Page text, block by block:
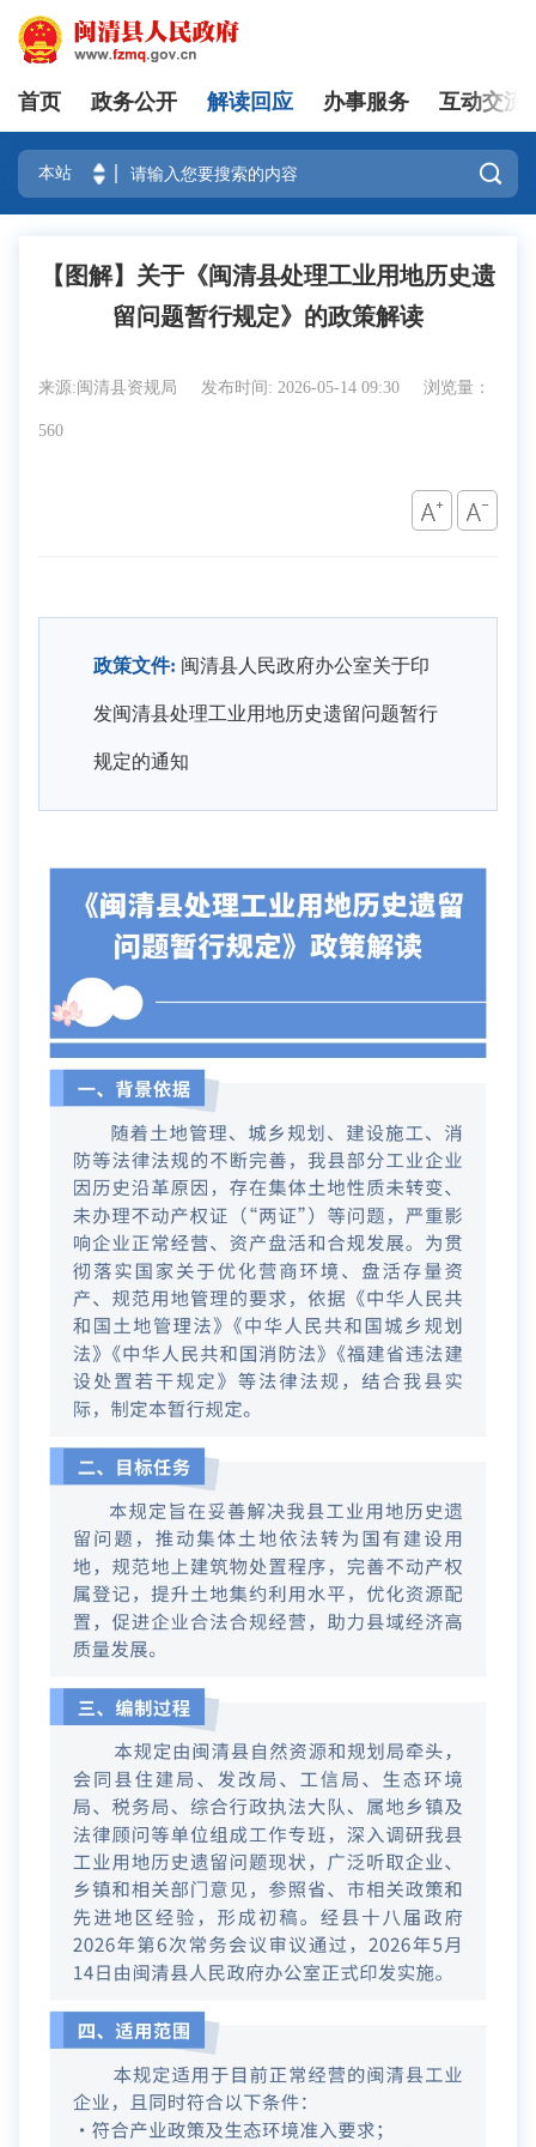
登录
首页 政务公开 解读回应 办事服务 互动交流

【图解】关于《闽清县处理工业用地历史遗
留问题暂行规定》的政策解读
来源:闽清县资规局 发布时间: 2026-05-14 09:30 浏览量：
560
政策文件: 闽清县人民政府办公室关于印
发闽清县处理工业用地历史遗留问题暂行
规定的通知